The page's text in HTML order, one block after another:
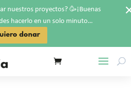
nuestros proyectos? 🥳¡Buenas
hacerlo en un solo minuto…
donar